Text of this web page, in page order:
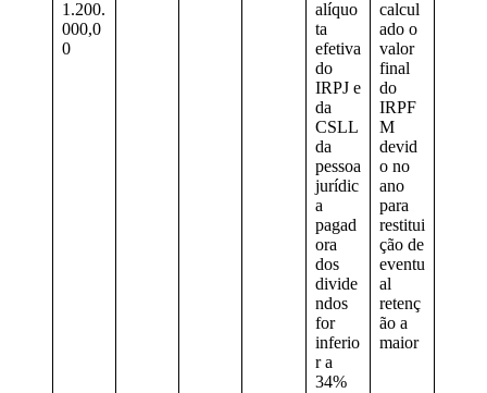
1.200.
000,0
0
alíquo
ta
efetiva
do
IRPJ e
da
CSLL
da
pessoa
jurídic
a
pagad
ora
dos
divide
ndos
for
inferio
r a
34%
calcul
ado o
valor
final
do
IRPF
M
devid
o no
ano
para
restitui
ção de
eventu
al
retenç
ão a
maior